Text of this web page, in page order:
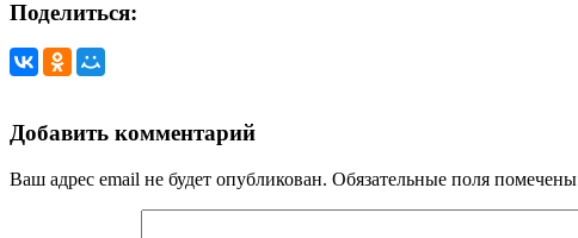
Поделиться:
Добавить комментарий
Ваш адрес email не будет опубликован. Обязательные поля помечены